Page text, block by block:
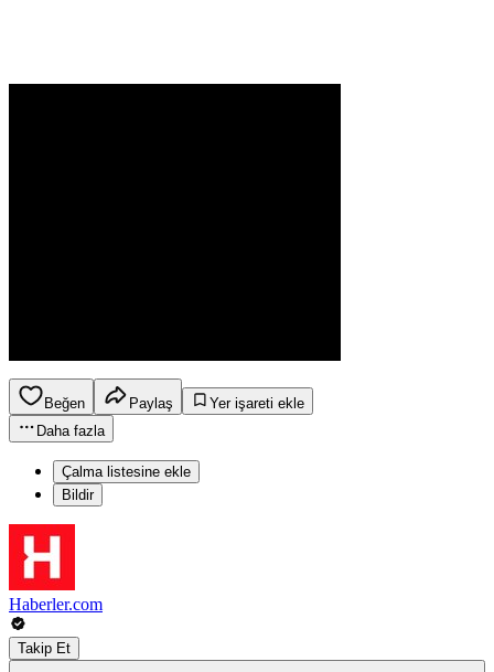
Beğen Paylaş
Yer işareti ekle
Daha fazla
Çalma listesine ekle
Bildir
Haberler.com
Takip Et